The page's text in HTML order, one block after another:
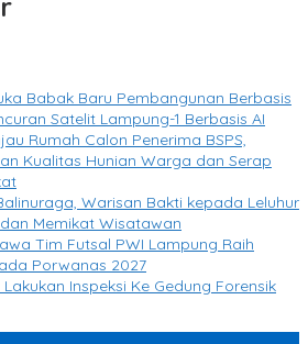
Babak Baru Pembangunan Berbasis
Satelit Lampung-1 Berbasis AI
Rumah Calon Penerima BSPS,
Kualitas Hunian Warga dan Serap
Warisan Bakti kepada Leluhur
Memikat Wisatawan
Tim Futsal PWI Lampung Raih
Porwanas 2027
Lakukan Inspeksi Ke Gedung Forensik